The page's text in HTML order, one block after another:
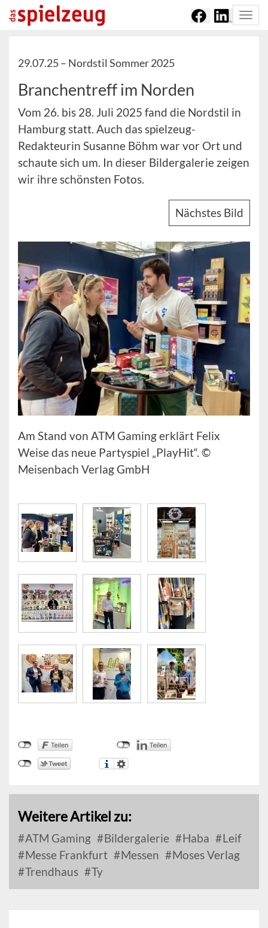
29.07.25 – Nordstil Sommer 2025
Branchentreff im Norden
Vom 26. bis 28. Juli 2025 fand die Nordstil in
Hamburg statt. Auch das spielzeug-
Redakteurin Susanne Böhm war vor Ort und
schaute sich um. In dieser Bildergalerie zeigen
wir ihre schönsten Fotos.
Nächstes Bild
Am Stand von ATM Gaming erklärt Felix
Weise das neue Partyspiel „PlayHit“. ©
Meisenbach Verlag GmbH
Weitere Artikel zu:
ATM Gaming Bildergalerie Haba
Leif
Messe Frankfurt
Messen
Moses Verlag
Trendhaus
Ty